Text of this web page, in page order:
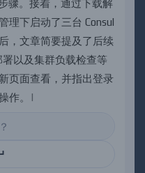
骤。 接着 ， 通过下载解
理下启动了三台 Consul
后 ， 文章简要提及 了 后续
署 以 及集群负载检查等
新页面查看 ， 并指出登录
作。